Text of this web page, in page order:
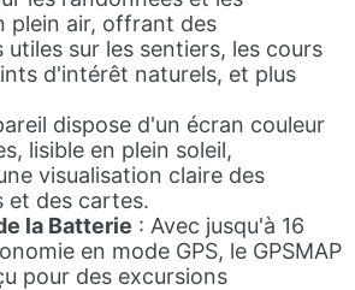
plein air, offrant des
sur les sentiers, les cours
d'intérêt naturels, et plus
dispose d'un écran couleur
lisible en plein soleil,
visualisation claire des
et des cartes.
la Batterie : Avec jusqu'à 16
en mode GPS, le GPSMAP
pour des excursions